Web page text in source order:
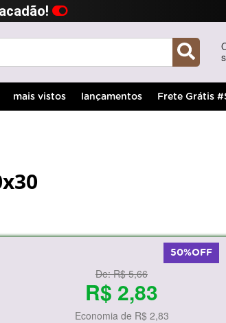
mais vistos lançamentos Frete Grátis
50%OFF
De:R$ 5,66
R$ 2,83
Economia de R$ 2,83